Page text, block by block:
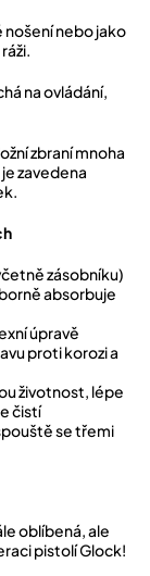
nošení nebo jako
na ovládání,
zbraní mnoha
zavedena
zásobníku)
absorbuje
úpravě
proti korozi a
životnost, lépe
čistí
se třemi
oblíbená, ale
pistolí Glock!